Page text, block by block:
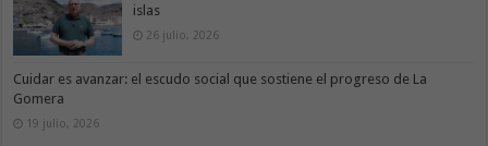
islas
26 julio, 2026
Cuidar es avanzar: el escudo social que sostiene el progreso de La
Gomera
19 julio, 2026